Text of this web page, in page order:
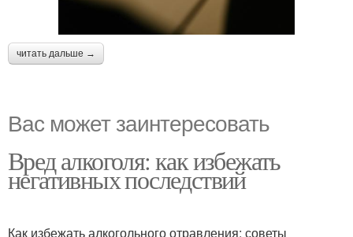
читать дальше →
Вас может заинтересовать
Вред алкоголя: как избежать
негативных последствий
Как избежать алкогольного отравления: советы